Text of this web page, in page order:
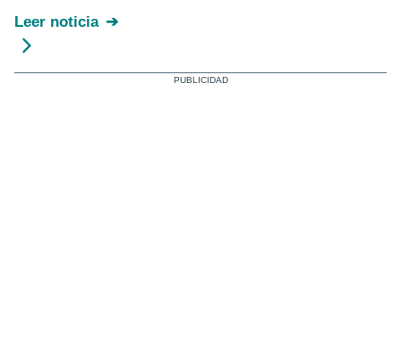
Leer noticia